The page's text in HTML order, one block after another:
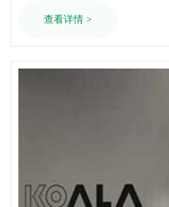
查看详情 >